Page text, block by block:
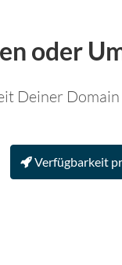
oder
Deiner
Verfügbarkeit